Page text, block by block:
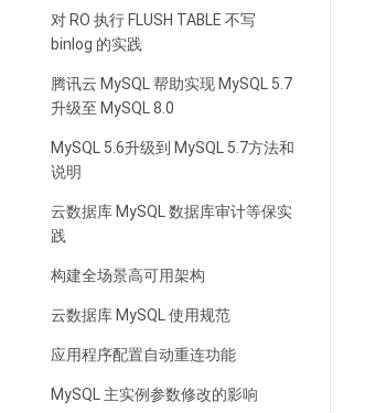
对 RO 执行 FLUSH TABLE 不写
binlog 的实践
腾讯云 MySQL 帮助实现 MySQL 5.7
升级至 MySQL 8.0
MySQL 5.6升级到 MySQL 5.7方法和
说明
云数据库 MySQL 数据库审计等保实
践
构建全场景高可用架构
云数据库 MySQL 使用规范
应用程序配置自动重连功能
MySQL 主实例参数修改的影响